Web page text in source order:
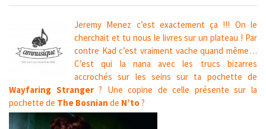
Jeremy Menez c’est exactement ça !!! On le
cherchait et tu nous le livres sur un plateau ! Par
contre Kad c’est vraiment vache quand même…
C’est qui la nana avec les trucs bizarres
accrochés sur les seins sur ta pochette de
Wayfaring Stranger? Une copine de celle présente sur la
pochette de The Bosnian de N’to?